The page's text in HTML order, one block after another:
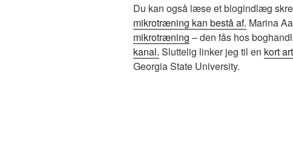
Du kan også læse et blogindlæg
mikrotræning kan bestå af. Marina
mikrotræning – den fås hos
kanal. Sluttelig linker jeg til en kort
Georgia State University.